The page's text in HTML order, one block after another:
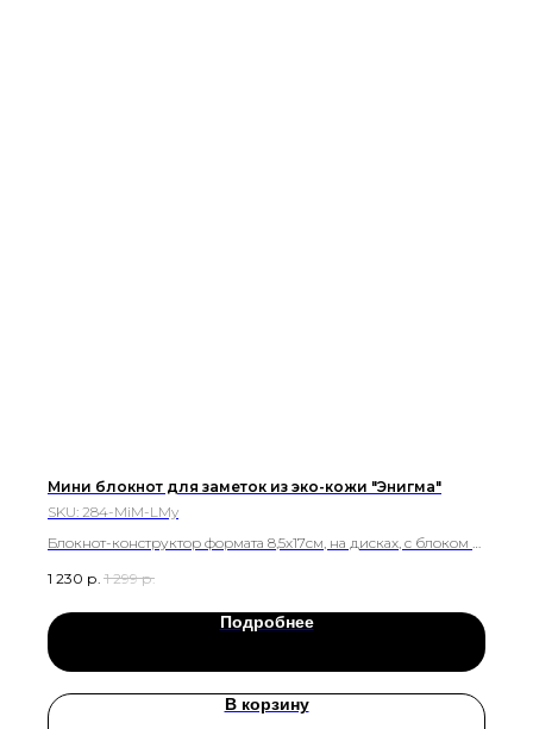
Мини блокнот для заметок из эко-кожи "Энигма"
SKU: 284-MiM-LMy
Блокнот-конструктор формата 8,5х17см, на дисках, с блоком в
1 230 р. 1 299 р.
Подробнее
В корзину